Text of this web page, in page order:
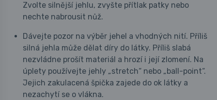
Zvolte silnější jehlu, zvyšte přítlak patky nebo
nechte nabrousit nůž.
Dávejte pozor na výběr jehel a vhodných nití. Příliš
silná jehla může dělat díry do látky. Příliš slabá
nezvládne prošít materiál a hrozí i její zlomení. Na
úplety používejte jehly „stretch“ nebo „ball-point“.
Jejich zakulacená špička zajede do ok látky a
nezachytí se o vlákna.